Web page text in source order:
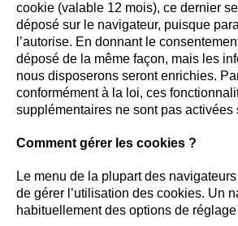
cookie (valable 12 mois), ce dernier
déposé sur le navigateur, puisque
l’autorise. En donnant le
déposé de la même façon, mais les
nous disposerons seront enrichies.
conformément à la loi, ces
supplémentaires ne sont pas activées
Comment gérer les cookies ?
Le menu de la plupart des
de gérer l’utilisation des cookies. Un
habituellement des options de